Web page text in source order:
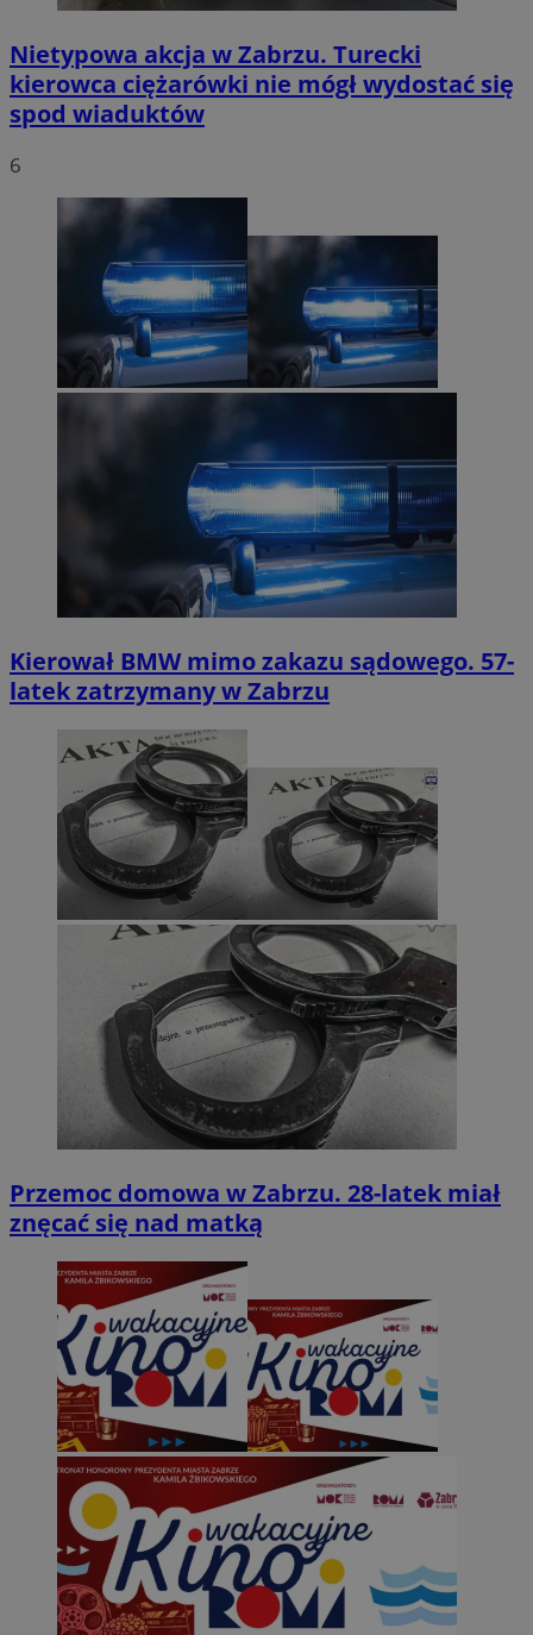
Nietypowa akcja w Zabrzu. Turecki
kierowca ciężarówki nie mógł wydostać się
spod wiaduktów
6
Kierował BMW mimo zakazu sądowego. 57-
latek zatrzymany w Zabrzu
Przemoc domowa w Zabrzu. 28-latek miał
znęcać się nad matką